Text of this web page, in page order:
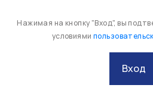
Нажимая на кнопку "Вход", вы
условиями
Вход